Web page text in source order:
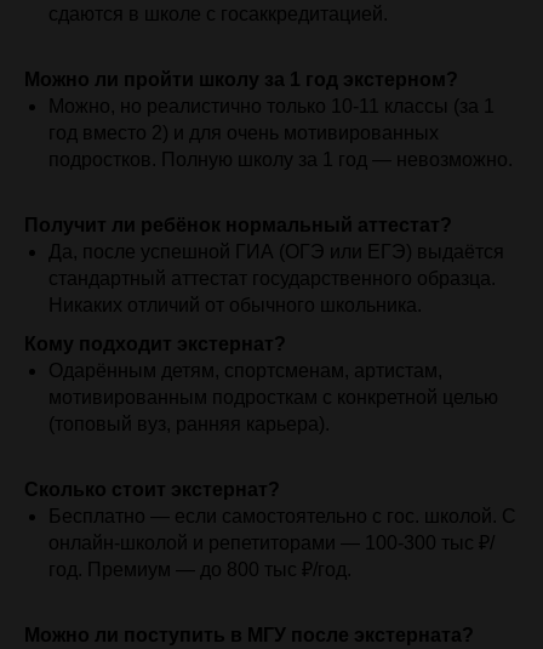
сдаются в школе с госаккредитацией.
Можно ли пройти школу за 1 год экстерном?
Можно, но реалистично только 10-11 классы (за 1
год вместо 2) и для очень мотивированных
подростков. Полную школу за 1 год — невозможно.
Получит ли ребёнок нормальный аттестат?
Да, после успешной ГИА (ОГЭ или ЕГЭ) выдаётся
стандартный аттестат государственного образца.
Никаких отличий от обычного школьника.
Кому подходит экстернат?
Одарённым детям, спортсменам, артистам,
мотивированным подросткам с конкретной целью
(топовый вуз, ранняя карьера).
Сколько стоит экстернат?
Бесплатно — если самостоятельно с гос. школой. С
онлайн-школой и репетиторами — 100-300 тыс ₽/
год. Премиум — до 800 тыс ₽/год.
Можно ли поступить в МГУ после экстерната?